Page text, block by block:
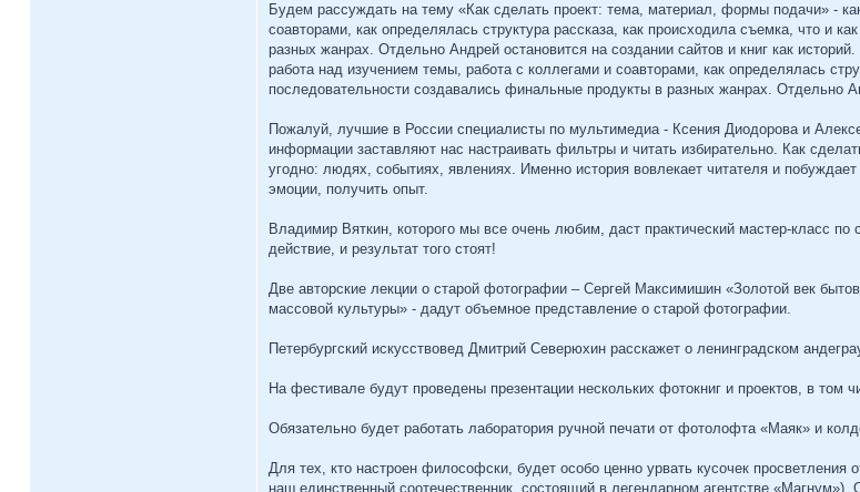
Будем рассуждать на тему «Как сделать проект: тема, материал, формы подачи» -
соавторами, как определялась структура рассказа, как происходила съемка, что и
разных жанрах. Отдельно Андрей остановится на создании сайтов и книг как
работа над изучением темы, работа с коллегами и соавторами, как определялась
последовательности создавались финальные продукты в разных жанрах. Отдельно
Пожалуй, лучшие в России специалисты по мультимедиа - Ксения Диодорова и
информации заставляют нас настраивать фильтры и читать избирательно. Как
угодно: людях, событиях, явлениях. Именно история вовлекает читателя и
эмоции, получить опыт.
Владимир Вяткин, которого мы все очень любим, даст практический мастер-класс
действие, и результат того стоят!
Две авторские лекции о старой фотографии – Сергей Максимишин «Золотой век
массовой культуры» - дадут объемное представление о старой фотографии.
Петербургский искусствовед Дмитрий Северюхин расскажет о ленинградском
На фестивале будут проведены презентации нескольких фотокниг и проектов, в том
Обязательно будет работать лаборатория ручной печати от фотолофта «Маяк» и
Для тех, кто настроен философски, будет особо ценно урвать кусочек
наш единственный соотечественник, состоящий в легендарном агентстве